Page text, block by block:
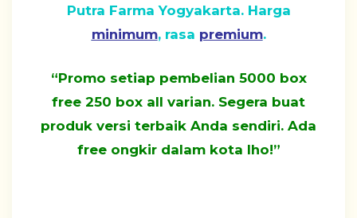
Putra Farma Yogyakarta. Harga
minimum, rasa premium.
“Promo setiap pembelian 5000 box
free 250 box all varian. Segera buat
produk versi terbaik Anda sendiri. Ada
free ongkir dalam kota lho!”